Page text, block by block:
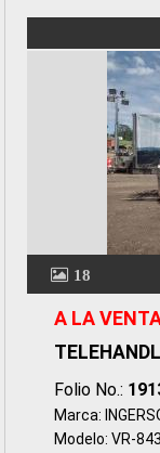
18
A LA
Folio No.:
Marca:
Modelo: VR-843